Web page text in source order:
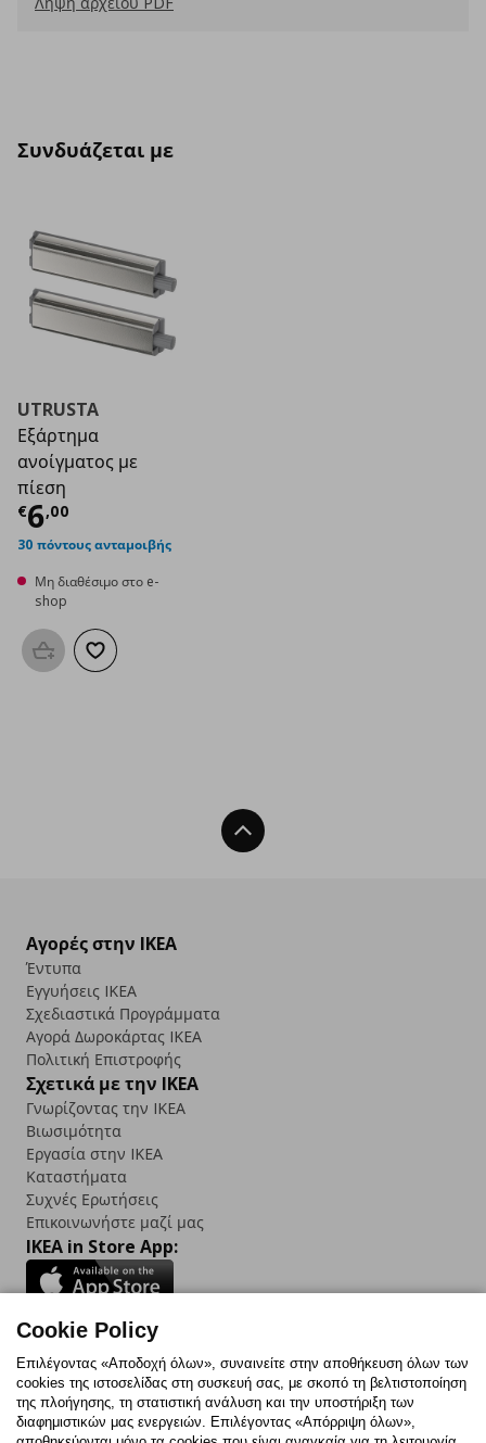
Συνδυάζεται με
UTRUSTA
Εξάρτημα
ανοίγματος με
πίεση
€6,00
Τρέχουσα τιμή
30 πόντους ανταμοιβής
Μη διαθέσιμο στο e-
shop
Προσθήκη στο καλάθι
Προσθήκη στα αγαπημένα
Back To Top
Αγορές στην IKEA
Έντυπα
Εγγυήσεις IKEA
Σχεδιαστικά Προγράμματα
Αγορά Δωρoκάρτας IKEA
Πολιτική Επιστροφής
Σχετικά με την IKEA
Γνωρίζοντας την IKEA
Βιωσιμότητα
Εργασία στην IKEA
Καταστήματα
Συχνές Ερωτήσεις
Επικοινωνήστε μαζί μας
IKEA in Store App:
Follow us:
FacebookInstagram
TikTokYoutubePinterestTwitter
Cookie Policy
Επιλέγοντας «Αποδοχή όλων», συναινείτε στην αποθήκευση όλων των
cookies της ιστοσελίδας στη συσκευή σας, με σκοπό τη βελτιστοποίηση
της πλοήγησης, τη στατιστική ανάλυση και την υποστήριξη των
διαφημιστικών μας ενεργειών. Επιλέγοντας «Απόρριψη όλων»,